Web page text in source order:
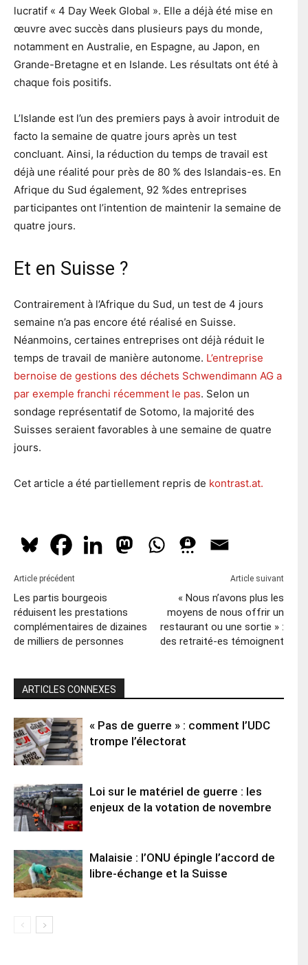
lucratif « 4 Day Week Global ». Elle a déjà été mise en
œuvre avec succès dans plusieurs pays du monde,
notamment en Australie, en Espagne, au Japon, en
Grande-Bretagne et en Islande. Les résultats ont été à
chaque fois positifs.
L’Islande est l’un des premiers pays à avoir introduit de
facto la semaine de quatre jours après un test
concluant. Ainsi, la réduction du temps de travail est
déjà une réalité pour près de 80 % des Islandais-es. En
Afrique du Sud également, 92 %des entreprises
participantes ont l’intention de maintenir la semaine de
quatre jours.
Et en Suisse ?
Contrairement à l’Afrique du Sud, un test de 4 jours
semaine n’a pas encore été réalisé en Suisse.
Néanmoins, certaines entreprises ont déjà réduit le
temps de travail de manière autonome. L’entreprise
bernoise de gestions des déchets Schwendimann AG a
par exemple franchi récemment le pas. Selon un
sondage représentatif de Sotomo, la majorité des
Suisses seraient favorables à une semaine de quatre
jours.
Cet article a été partiellement repris de kontrast.at.
Article précédent
Les partis bourgeois
réduisent les prestations
complémentaires de dizaines
de milliers de personnes
Article suivant
« Nous n’avons plus les
moyens de nous offrir un
restaurant ou une sortie » :
des retraité-es témoignent
ARTICLES CONNEXES
« Pas de guerre » : comment l’UDC
trompe l’électorat
Loi sur le matériel de guerre : les
enjeux de la votation de novembre
Malaisie : l’ONU épingle l’accord de
libre-échange et la Suisse